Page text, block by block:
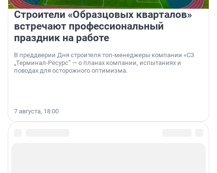
Строители «Образцовых кварталов»
встречают профессиональный
праздник на работе
В преддверии Дня строителя топ-менеджеры компании «СЗ
„Терминал-Ресурс“ — о планах компании, испытаниях и
поводах для осторожного оптимизма.
7 августа, 18:00